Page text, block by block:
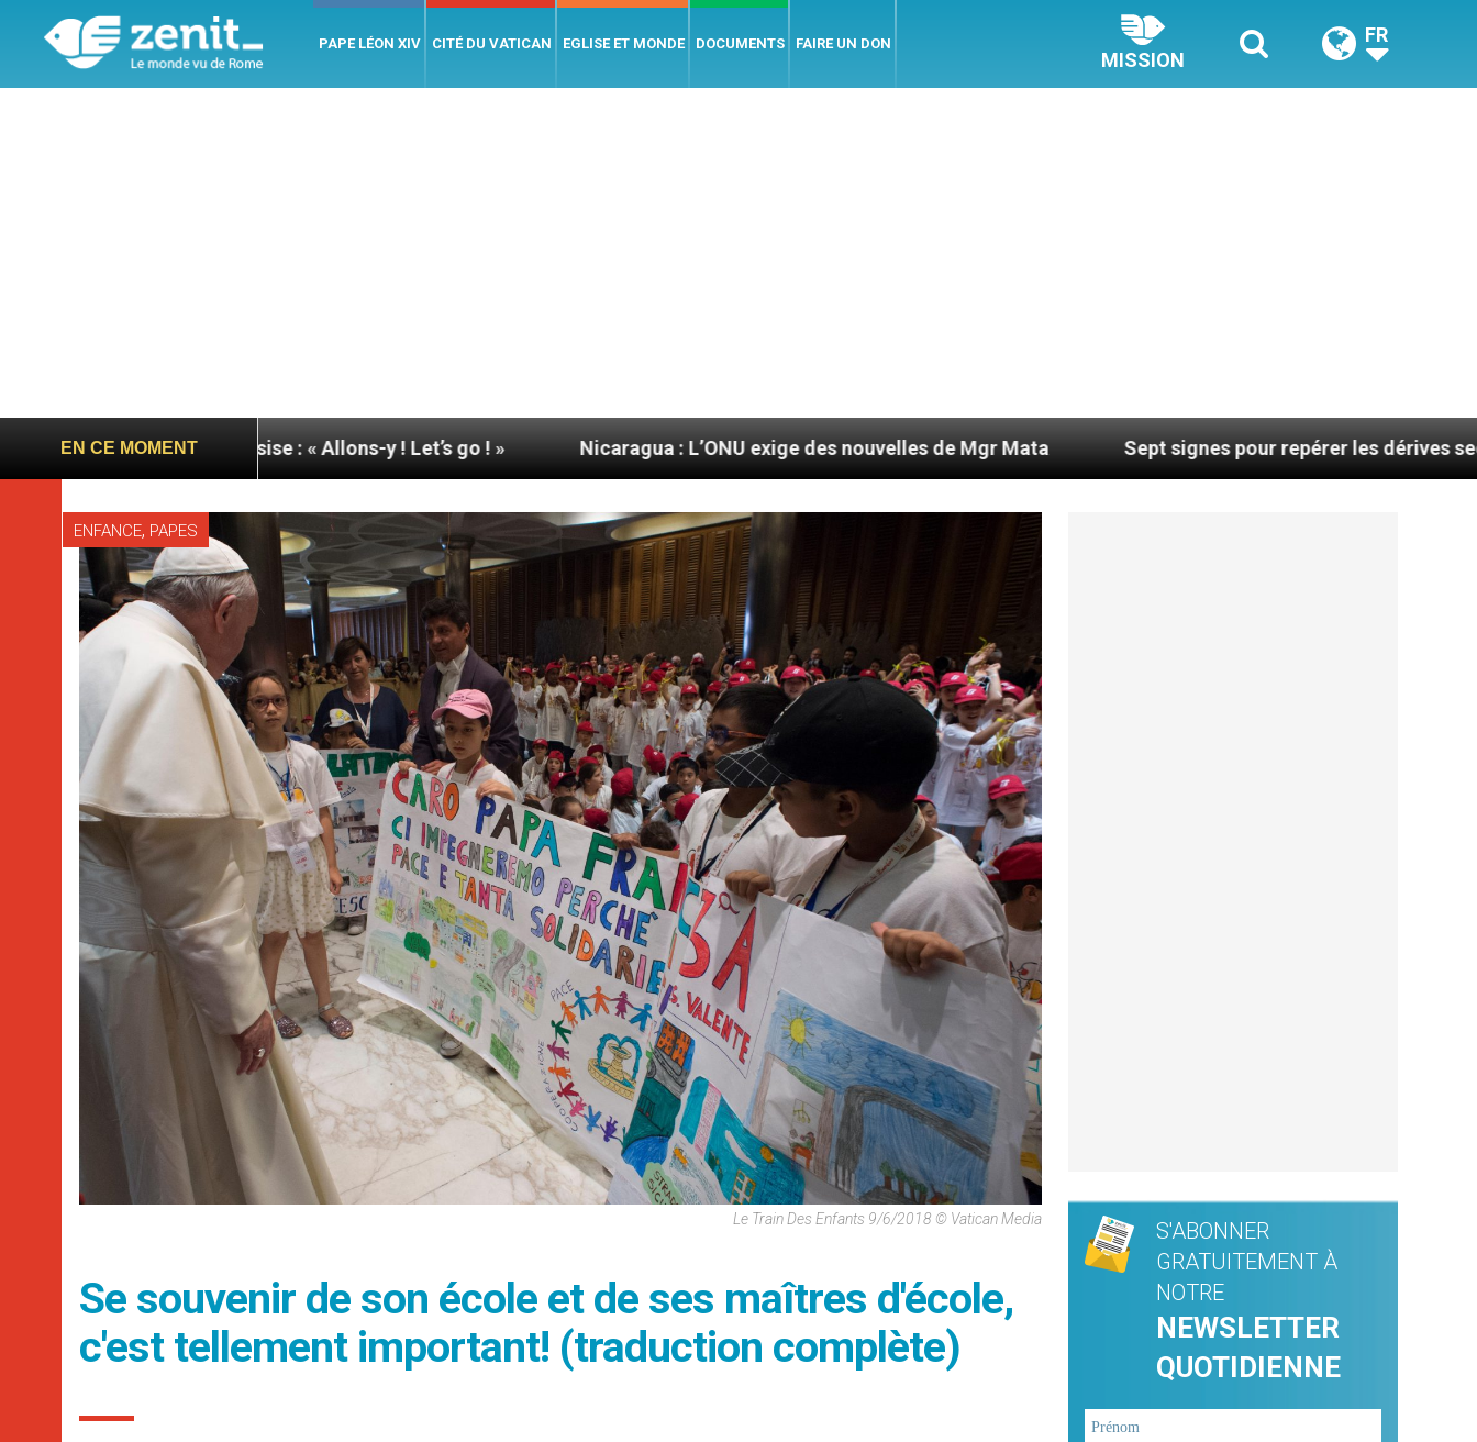
PAPE LÉON XIV CITÉ DU VATICAN EGLISE ET MONDE DOCUMENTS FAIRE UN DON
MISSION
FR
EN CE MOMENT
pape à Assise : « Allons-y ! Let’s go ! » Nicaragua : L’ONU exige des nouvelles de Mgr Mata Sept signes pour repérer les dérives sectaires du
ENFANCE, PAPES
Le Train Des Enfants 9/6/2018 © Vatican Media
Se souvenir de son école et de ses maîtres d'école,
c'est tellement important! (traduction complète)
S'ABONNER
GRATUITEMENT À
NOTRE
NEWSLETTER
QUOTIDIENNE